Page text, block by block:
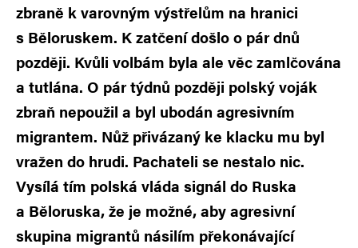
zbraně k varovným výstřelům na hranici
s Běloruskem. K zatčení došlo o pár dnů
později. Kvůli volbám byla ale věc zamlčována
a tutlána. O pár týdnů později polský voják
zbraň nepoužil a byl ubodán agresivním
migrantem. Nůž přivázaný ke klacku mu byl
vražen do hrudi. Pachateli se nestalo nic.
Vysílá tím polská vláda signál do Ruska
a Běloruska, že je možné, aby agresivní
skupina migrantů násilím překonávající